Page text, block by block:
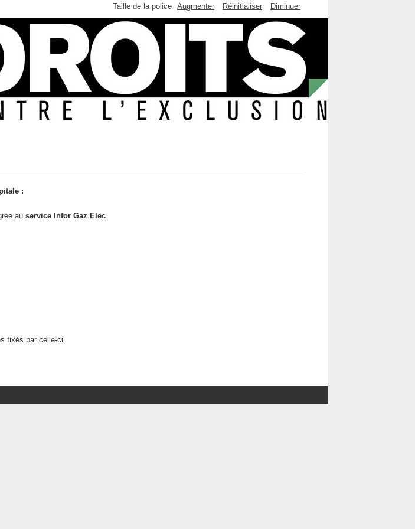
Taille de la police Augmenter Réinitialiser Diminuer
:
au service Infor Gaz Elec.
fixés par celle-ci.